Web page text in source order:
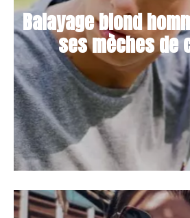
Balayage blond
ses mèches de